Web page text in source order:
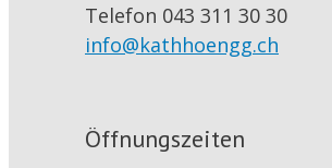
Telefon 043 311 30 30
info@kathhoengg.ch
Öffnungszeiten